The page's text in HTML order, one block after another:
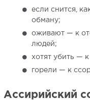
если снится,
обману;
оживают — к
людей;
хотят убить —
горели — к
Ассирийский